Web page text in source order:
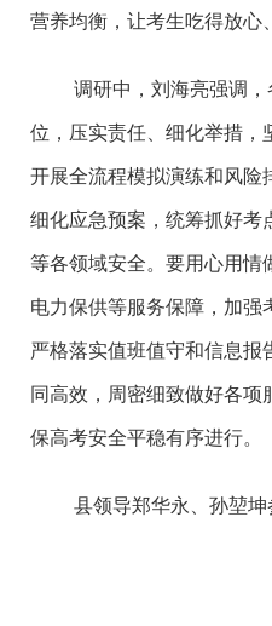
营养均衡，让考生吃得放心
调研中，刘海亮强调
位，压实责任、细化举措，
开展全流程模拟演练和风险
细化应急预案，统筹抓好考
等各领域安全。要用心用情
电力保供等服务保障，加强
严格落实值班值守和信息报
同高效，周密细致做好各项
保高考安全平稳有序进行。
县领导郑华永、孙堃坤